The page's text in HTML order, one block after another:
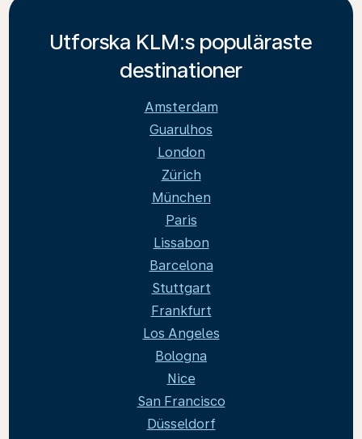
Utforska KLM:s populäraste
destinationer
Amsterdam
Guarulhos
London
Zürich
München
Paris
Lissabon
Barcelona
Stuttgart
Frankfurt
Los Angeles
Bologna
Nice
San Francisco
Düsseldorf